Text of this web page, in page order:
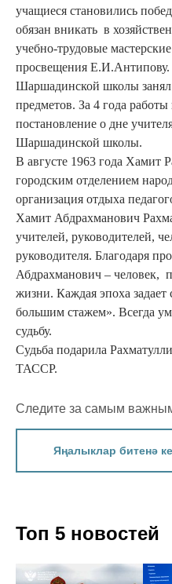
учащиеся становились
обязан вникать в
учебно-трудовые
просвещения
Шаршадинской школы занял
предметов. За 4 года
постановление о дне
Шаршадинской школы.
В августе 1963 года Хамит
городским отделением
организация отдыха
Хамит Абдрахманович
учителей, руководителей,
руководителя. Благодаря
Абдрахманович – человек,
жизни. Каждая эпоха задает
большим стажем». Всегда
судьбу.
Судьба подарила
ТАССР.
Следите за самым
Яңалыклар битенә
Топ 5 новостей